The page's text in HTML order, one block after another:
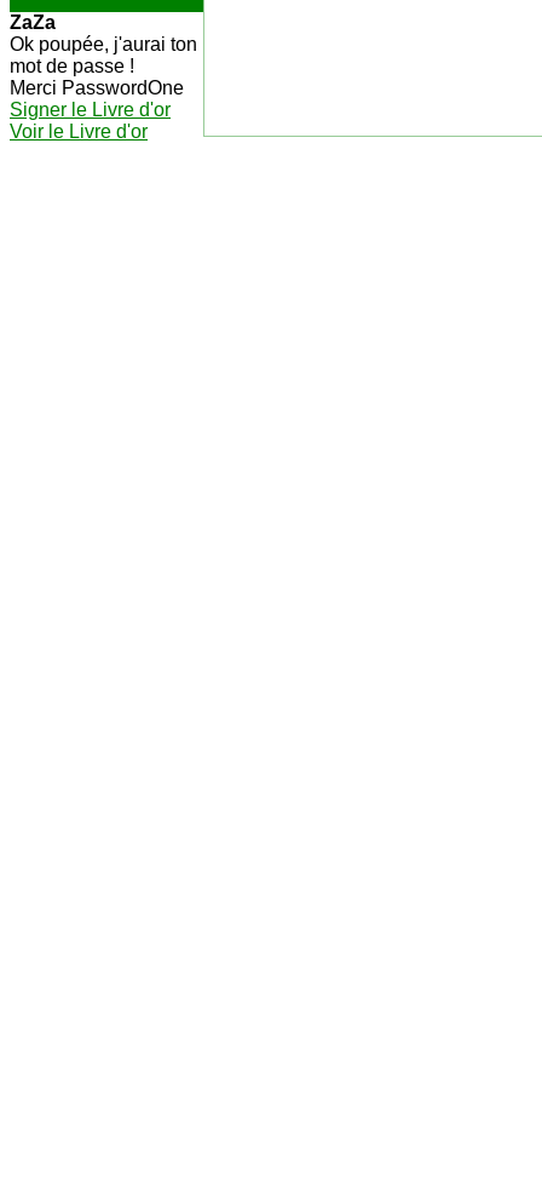
ZaZa
Ok poupée, j'aurai ton
mot de passe !
Merci PasswordOne
Signer le Livre d'or
Voir le Livre d'or